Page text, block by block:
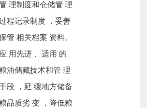
理制度和仓储管 理
程记录制度 ，妥善
管 相关档案 资料。
应 用先进 、适用 的
油储藏技术和管 理
段 ，延 缓地方储备
品质劣 变 ，降低粮